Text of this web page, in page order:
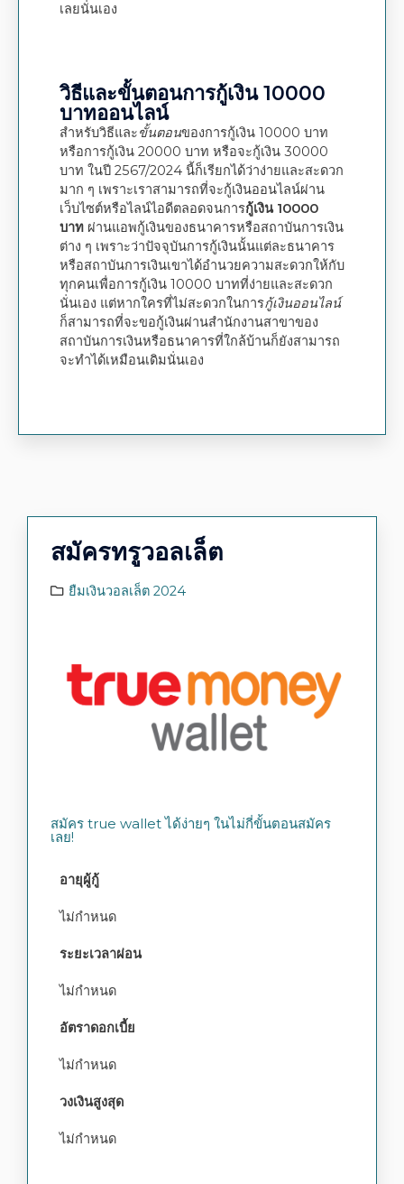
เลยนั่นเอง
วิธีและขั้นตอนการกู้เงิน 10000
บาทออนไลน์
สำหรับวิธีและขั้นตอนของการกู้เงิน 10000 บาท
หรือการกู้เงิน 20000 บาท หรือจะกู้เงิน 30000
บาท ในปี 2567/2024 นี้ก็เรียกได้ว่าง่ายและสะดวก
มาก ๆ เพราะเราสามารถที่จะกู้เงินออนไลน์ผ่าน
เว็บไซต์หรือไลน์ไอดีตลอดจนการกู้เงิน 10000
บาท ผ่านแอพกู้เงินของธนาคารหรือสถาบันการเงิน
ต่าง ๆ เพราะว่าปัจจุบันการกู้เงินนั้นแต่ละธนาคาร
หรือสถาบันการเงินเขาได้อำนวยความสะดวกให้กับ
ทุกคนเพื่อการกู้เงิน 10000 บาทที่ง่ายและสะดวก
นั่นเอง แต่หากใครที่ไม่สะดวกในการกู้เงินออนไลน์
ก็สามารถที่จะขอกู้เงินผ่านสำนักงานสาขาของ
สถาบันการเงินหรือธนาคารที่ใกล้บ้านก็ยังสามารถ
จะทำได้เหมือนเดิมนั่นเอง
สมัครทรูวอลเล็ต
ยืมเงินวอลเล็ต 2024
สมัคร true wallet ได้ง่ายๆ ในไม่กี่ขั้นตอนสมัคร
เลย!
อายุผู้กู้
ไม่กำหนด
ระยะเวลาผ่อน
ไม่กำหนด
อัตราดอกเบี้ย
ไม่กำหนด
วงเงินสูงสุด
ไม่กำหนด